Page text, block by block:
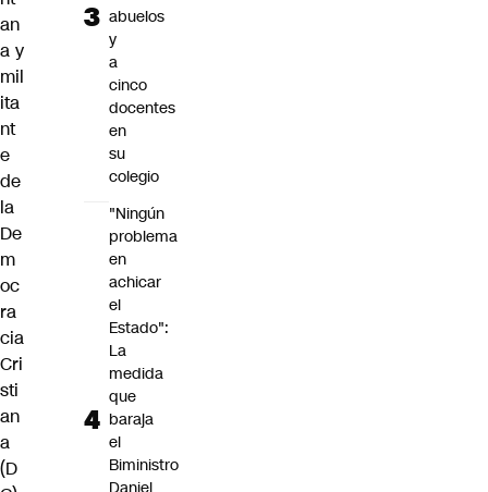
an
a y
mil
ita
nt
e
de
la
De
m
oc
ra
cia
Cri
sti
an
a
(D
abuelos
y
a
cinco
docentes
en
su
colegio
"Ningún
problema
en
achicar
el
Estado":
La
medida
que
baraja
el
Biministro
Daniel